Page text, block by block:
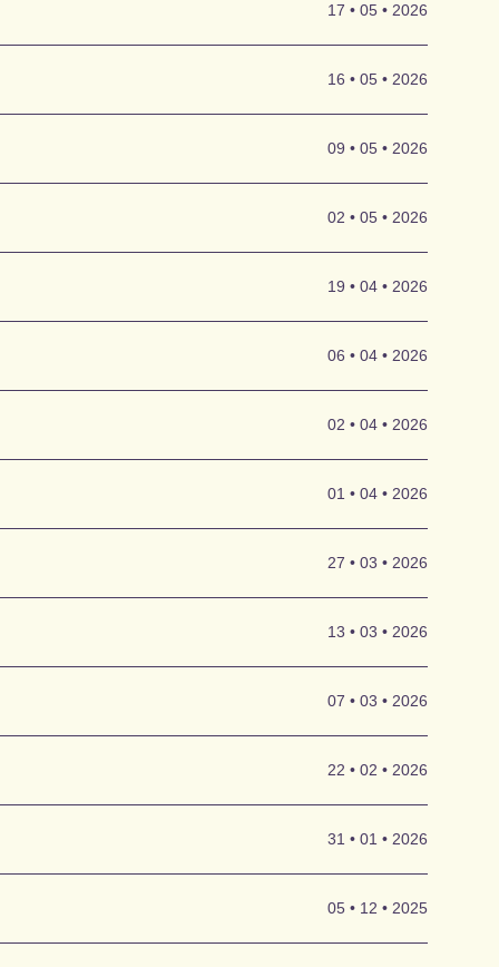
ab.
in Turin,
werden
zweiten
17 • 05 • 2026
16 • 05 • 2026
bis
und
09 • 05 • 2026
02 • 05 • 2026
19 • 04 • 2026
06 • 04 • 2026
ein, noch
02 • 04 • 2026
Virginal),
01 • 04 • 2026
– an
zum
einmal
27 • 03 • 2026
13 • 03 • 2026
07 • 03 • 2026
22 • 02 • 2026
im 17.
Mittel,
31 • 01 • 2026
05 • 12 • 2025